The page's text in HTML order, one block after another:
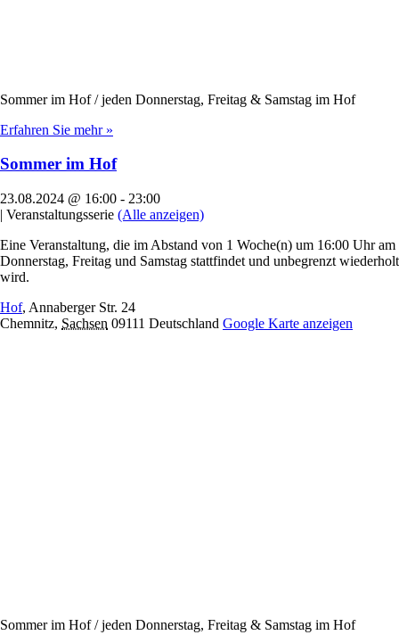
Sommer im Hof / jeden Donnerstag, Freitag & Samstag im Hof
Erfahren Sie mehr »
Sommer im Hof
23.08.2024 @ 16:00 - 23:00
| Veranstaltungsserie (Alle anzeigen)
Eine Veranstaltung, die im Abstand von 1 Woche(n) um 16:00 Uhr am
Donnerstag, Freitag und Samstag stattfindet und unbegrenzt wiederholt
wird.
Hof, Annaberger Str. 24
Chemnitz, Sachsen 09111 Deutschland Google Karte anzeigen
Sommer im Hof / jeden Donnerstag, Freitag & Samstag im Hof